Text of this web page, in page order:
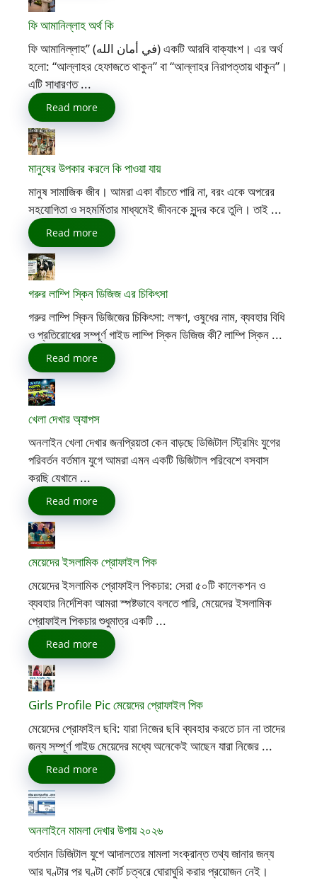
ফি আমানিল্লাহ অর্থ কি
ফি আমানিল্লাহ” (في أمان الله) একটি আরবি বাক্যাংশ। এর অর্থ
হলো: “আল্লাহর হেফাজতে থাকুন” বা “আল্লাহর নিরাপত্তায় থাকুন”।
এটি সাধারণত ...
Read more
মানুষের উপকার করলে কি পাওয়া যায়
মানুষ সামাজিক জীব। আমরা একা বাঁচতে পারি না, বরং একে অপরের
সহযোগিতা ও সহমর্মিতার মাধ্যমেই জীবনকে সুন্দর করে তুলি। তাই ...
Read more
গরুর লাম্পি স্কিন ডিজিজ এর চিকিৎসা
গরুর লাম্পি স্কিন ডিজিজের চিকিৎসা: লক্ষণ, ওষুধের নাম, ব্যবহার বিধি
ও প্রতিরোধের সম্পূর্ণ গাইড লাম্পি স্কিন ডিজিজ কী? লাম্পি স্কিন ...
Read more
খেলা দেখার অ্যাপস
অনলাইন খেলা দেখার জনপ্রিয়তা কেন বাড়ছে ডিজিটাল স্ট্রিমিং যুগের
পরিবর্তন বর্তমান যুগে আমরা এমন একটি ডিজিটাল পরিবেশে বসবাস
করছি যেখানে ...
Read more
মেয়েদের ইসলামিক প্রোফাইল পিক
মেয়েদের ইসলামিক প্রোফাইল পিকচার: সেরা ৫০টি কালেকশন ও
ব্যবহার নির্দেশিকা আমরা স্পষ্টভাবে বলতে পারি, মেয়েদের ইসলামিক
প্রোফাইল পিকচার শুধুমাত্র একটি ...
Read more
Girls Profile Pic মেয়েদের প্রোফাইল পিক
মেয়েদের প্রোফাইল ছবি: যারা নিজের ছবি ব্যবহার করতে চান না তাদের
জন্য সম্পূর্ণ গাইড মেয়েদের মধ্যে অনেকেই আছেন যারা নিজের ...
Read more
অনলাইনে মামলা দেখার উপায় ২০২৬
বর্তমান ডিজিটাল যুগে আদালতের মামলা সংক্রান্ত তথ্য জানার জন্য
আর ঘণ্টার পর ঘণ্টা কোর্ট চত্বরে ঘোরাঘুরি করার প্রয়োজন নেই।